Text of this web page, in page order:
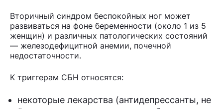
Вторичный синдром беспокойных ног может
развиваться на фоне беременности (около 1 из 5
женщин) и различных патологических состояний
— железодефицитной анемии, почечной
недостаточности.
К триггерам СБН относятся:
некоторые лекарства (антидепрессанты, не